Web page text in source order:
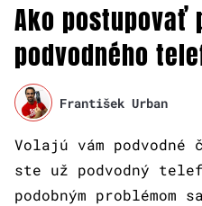
Ako
podvodného
František Urban
Volajú vám
ste už podvodný
podobným